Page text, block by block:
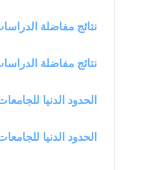
نتائج مفاضلة الدراسات
نتائج مفاضلة
الحدود الدنيا للجامعات
الحدود الدنيا للجامعات